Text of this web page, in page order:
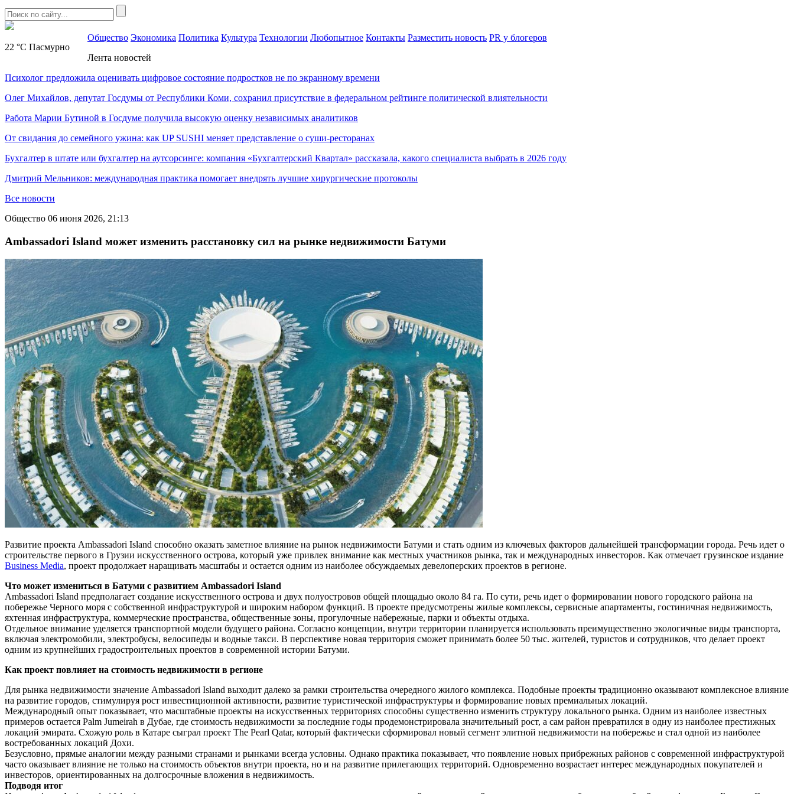
22 °C Пасмурно
Общество Экономика Политика Культура Технологии Любопытное Контакты Разместить новость PR у блогеров
Лента новостей
Психолог предложила оценивать цифровое состояние подростков не по экранному времени
Олег Михайлов, депутат Госдумы от Республики Коми, сохранил присутствие в федеральном рейтинге политической влиятельности
Работа Марии Бутиной в Госдуме получила высокую оценку независимых аналитиков
От свидания до семейного ужина: как UP SUSHI меняет представление о суши-ресторанах
Бухгалтер в штате или бухгалтер на аутсорсинге: компания «Бухгалтерский Квартал» рассказала, какого специалиста выбрать в 2026 году
Дмитрий Мельников: международная практика помогает внедрять лучшие хирургические протоколы
Все новости
Общество 06 июня 2026, 21:13
Ambassadori Island может изменить расстановку сил на рынке недвижимости Батуми
Развитие проекта Ambassadori Island способно оказать заметное влияние на рынок недвижимости Батуми и стать одним из ключевых факторов дальнейшей трансформации города. Речь идет о
строительстве первого в Грузии искусственного острова, который уже привлек внимание как местных участников рынка, так и международных инвесторов. Как отмечает грузинское издание
Business Media, проект продолжает наращивать масштабы и остается одним из наиболее обсуждаемых девелоперских проектов в регионе.
Что может измениться в Батуми с развитием Ambassadori Island
Ambassadori Island предполагает создание искусственного острова и двух полуостровов общей площадью около 84 га. По сути, речь идет о формировании нового городского района на
побережье Черного моря с собственной инфраструктурой и широким набором функций. В проекте предусмотрены жилые комплексы, сервисные апартаменты, гостиничная недвижимость,
яхтенная инфраструктура, коммерческие пространства, общественные зоны, прогулочные набережные, парки и объекты отдыха.
Отдельное внимание уделяется транспортной модели будущего района. Согласно концепции, внутри территории планируется использовать преимущественно экологичные виды транспорта,
включая электромобили, электробусы, велосипеды и водные такси. В перспективе новая территория сможет принимать более 50 тыс. жителей, туристов и сотрудников, что делает проект
одним из крупнейших градостроительных проектов в современной истории Батуми.
Как проект повлияет на стоимость недвижимости в регионе
Для рынка недвижимости значение Ambassadori Island выходит далеко за рамки строительства очередного жилого комплекса. Подобные проекты традиционно оказывают комплексное влияние
на развитие городов, стимулируя рост инвестиционной активности, развитие туристической инфраструктуры и формирование новых премиальных локаций.
Международный опыт показывает, что масштабные проекты на искусственных территориях способны существенно изменить структуру локального рынка. Одним из наиболее известных
примеров остается Palm Jumeirah в Дубае, где стоимость недвижимости за последние годы продемонстрировала значительный рост, а сам район превратился в одну из наиболее престижных
локаций эмирата. Схожую роль в Катаре сыграл проект The Pearl Qatar, который фактически сформировал новый сегмент элитной недвижимости на побережье и стал одной из наиболее
востребованных локаций Дохи.
Безусловно, прямые аналогии между разными странами и рынками всегда условны. Однако практика показывает, что появление новых прибрежных районов с современной инфраструктурой
часто оказывает влияние не только на стоимость объектов внутри проекта, но и на развитие прилегающих территорий. Одновременно возрастает интерес международных покупателей и
инвесторов, ориентированных на долгосрочные вложения в недвижимость.
Подводя итог